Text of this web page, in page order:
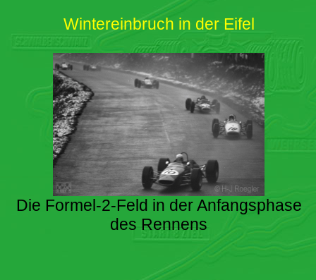
Wintereinbruch in der Eifel
Die Formel-2-Feld in der Anfangsphase
des Rennens